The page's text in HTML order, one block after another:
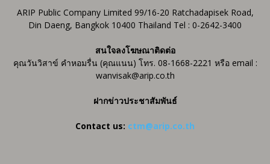
ARIP Public Company Limited 99/16-20 Ratchadapisek Road,
Din Daeng, Bangkok 10400 Thailand Tel : 0-2642-3400
สนใจลงโฆษณาติดต่อ
คุณวันวิสาข์ คำหอมรื่น (คุณแนน) โทร. 08-1668-2221 หรือ email :
wanvisak@arip.co.th
ฝากข่าวประชาสัมพันธ์
Contact us: ctm@arip.co.th